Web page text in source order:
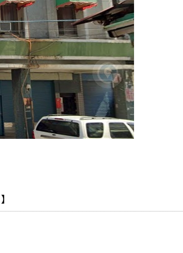
】